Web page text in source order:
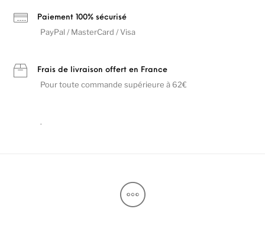
Paiement 100% sécurisé
PayPal / MasterCard / Visa
Frais de livraison offert en France
Pour toute commande supérieure à 62€
.